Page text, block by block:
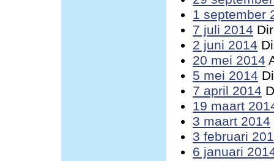
1 september
7 juli 2014
2 juni 2014
20 mei 2014
5 mei 2014
7 april 2014
19 maart
3 maart 2014
3 februari
6 januari